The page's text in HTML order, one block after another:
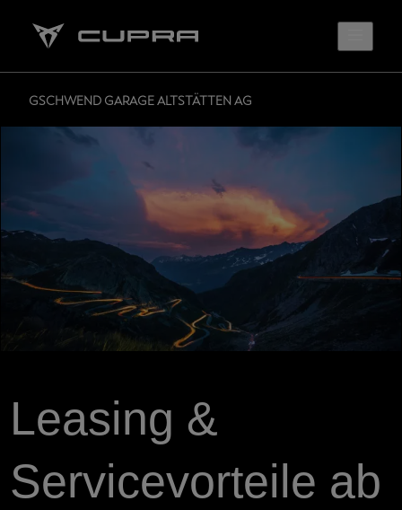
GSCHWEND GARAGE ALTSTÄTTEN AG
Leasing &
Servicevorteile ab